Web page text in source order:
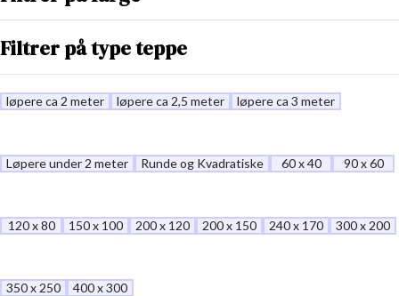
Filtrer på type teppe
løpere ca 2 meter løpere ca 2,5 meter løpere ca 3 meter
Løpere under 2 meter Runde og Kvadratiske 60 x 40 90 x 60
120 x 80 150 x 100 200 x 120 200 x 150 240 x 170 300 x 200
350 x 250 400 x 300